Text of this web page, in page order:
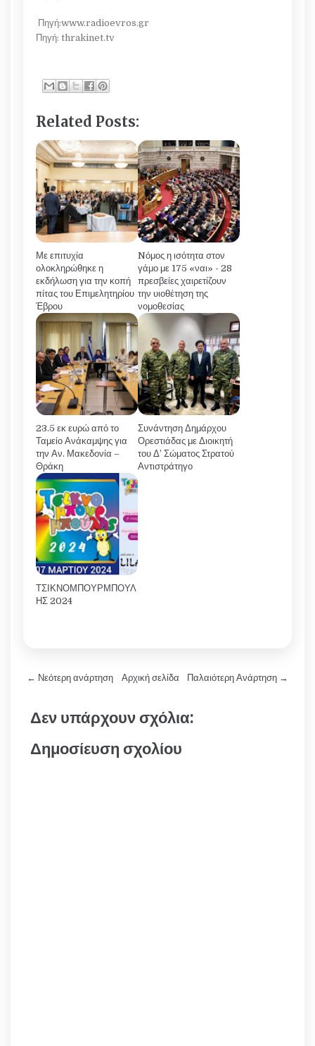
Πηγή:www.radioevros.gr
Πηγή: thrakinet.tv
Related Posts:
Με επιτυχία
ολοκληρώθηκε η
εκδήλωση για την κοπή
πίτας του Επιμελητηρίου
Έβρου
Nόμος η ισότητα στον
γάμο με 175 «ναι» - 28
πρεσβείες χαιρετίζουν
την υιοθέτηση της
νομοθεσίας
23.5 εκ ευρώ από το
Ταμείο Ανάκαμψης για
την Αν. Μακεδονία –
Θράκη
Συνάντηση Δημάρχου
Ορεστιάδας με Διοικητή
του Δ’ Σώματος Στρατού
Αντιστράτηγο
ΤΣΙΚΝΟΜΠΟΥΡΜΠΟΥΛ
ΗΣ 2024
← Νεότερη ανάρτηση Παλαιότερη Ανάρτηση →
Αρχική σελίδα
Δεν υπάρχουν σχόλια:
Δημοσίευση σχολίου